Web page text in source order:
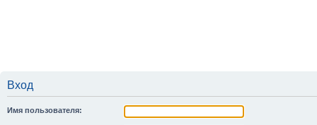
Вход
Имя пользователя: